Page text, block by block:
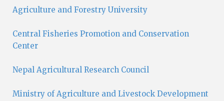
Agriculture and Forestry University
Central Fisheries Promotion and Conservation
Center
Nepal Agricultural Research Council
Ministry of Agriculture and Livestock Development